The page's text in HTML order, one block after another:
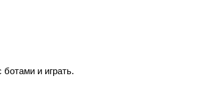
ботами и играть.